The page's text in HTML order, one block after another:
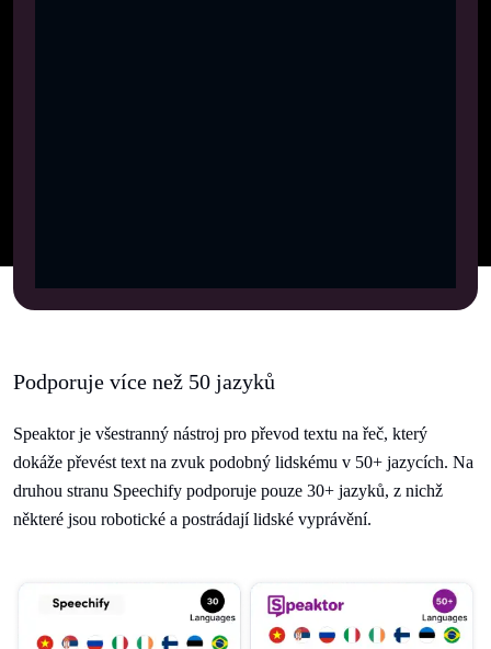
Podporuje více než 50 jazyků
Speaktor je všestranný nástroj pro převod textu na řeč, který
dokáže převést text na zvuk podobný lidskému v 50+ jazycích. Na
druhou stranu Speechify podporuje pouze 30+ jazyků, z nichž
některé jsou robotické a postrádají lidské vyprávění.